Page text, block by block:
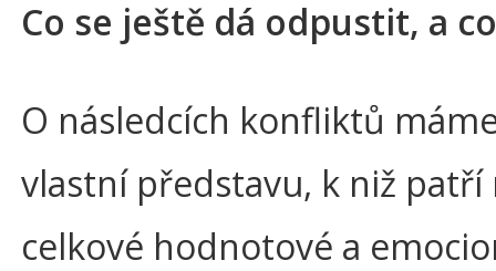
Co se ještě dá odpustit, a
O následcích konfliktů
vlastní představu, k niž patří
celkové hodnotové a